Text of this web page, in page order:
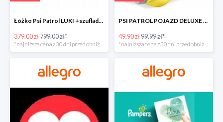
Łóżko Psi Patrol LUKI +szuflada+materac+grafika -52%
379.00 zł799.00 zł*
PSI PATROL POJAZD DELUXE FIGURKA MARSHALL MIGHTY -50%
49.90 zł99.99 zł*